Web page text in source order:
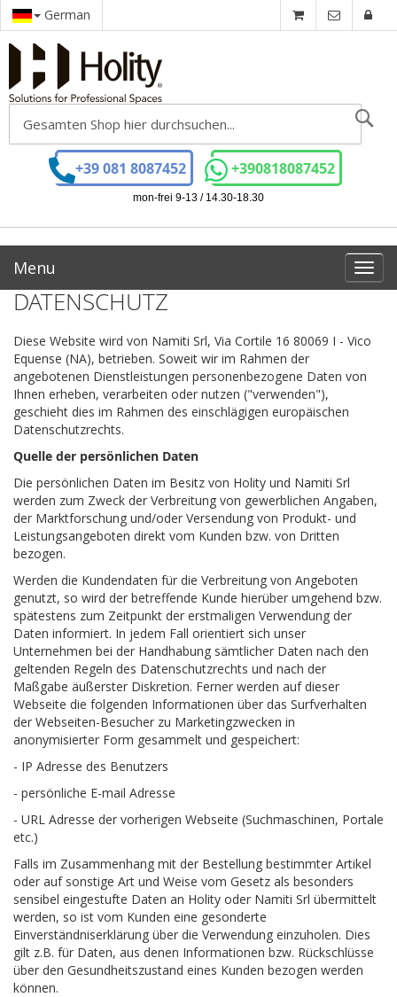
German
+39 081 8087452 +390818087452
mon-frei 9-13 / 14.30-18.30
Menu
DATENSCHUTZ
Diese Website wird von Namiti Srl, Via Cortile 16 80069 I - Vico
Equense (NA), betrieben. Soweit wir im Rahmen der
angebotenen Dienstleistungen personenbezogene Daten von
Ihnen erheben, verarbeiten oder nutzen ("verwenden"),
geschieht dies im Rahmen des einschlägigen europäischen
Datenschutzrechts.
Quelle der persönlichen Daten
Die persönlichen Daten im Besitz von Holity und Namiti Srl
werden zum Zweck der Verbreitung von gewerblichen Angaben,
der Marktforschung und/oder Versendung von Produkt- und
Leistungsangeboten direkt vom Kunden bzw. von Dritten
bezogen.
Werden die Kundendaten für die Verbreitung von Angeboten
genutzt, so wird der betreffende Kunde hierüber umgehend bzw.
spätestens zum Zeitpunkt der erstmaligen Verwendung der
Daten informiert. In jedem Fall orientiert sich unser
Unternehmen bei der Handhabung sämtlicher Daten nach den
geltenden Regeln des Datenschutzrechts und nach der
Maßgabe äußerster Diskretion. Ferner werden auf dieser
Webseite die folgenden Informationen über das Surfverhalten
der Webseiten-Besucher zu Marketingzwecken in
anonymisierter Form gesammelt und gespeichert:
- IP Adresse des Benutzers
- persönliche E-mail Adresse
- URL Adresse der vorherigen Webseite (Suchmaschinen, Portale
etc.)
Falls im Zusammenhang mit der Bestellung bestimmter Artikel
oder auf sonstige Art und Weise vom Gesetz als besonders
sensibel eingestufte Daten an Holity oder Namiti Srl übermittelt
werden, so ist vom Kunden eine gesonderte
Einverständniserklärung über die Verwendung einzuholen. Dies
gilt z.B. für Daten, aus denen Informationen bzw. Rückschlüsse
über den Gesundheitszustand eines Kunden bezogen werden
können.